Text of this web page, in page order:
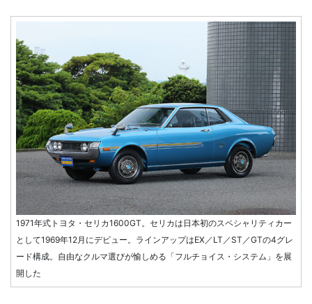
1971年式トヨタ・セリカ1600GT。セリカは日本初のスペシャリティカー
として1969年12月にデビュー。ラインアップはEX／LT／ST／GTの4グレ
ード構成。自由なクルマ選びが愉しめる「フルチョイス・システム」を展
開した